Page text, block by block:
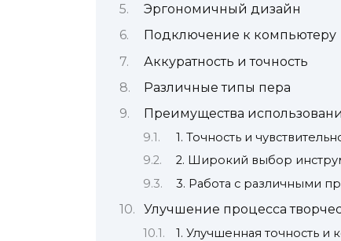
Эргономичный дизайн
Подключение к компьютеру
Аккуратность и точность
Различные типы пера
Преимущества
1. Точность и
2. Широкий выбор
3. Работа с различными
Улучшение процесса
1. Улучшенная точность и